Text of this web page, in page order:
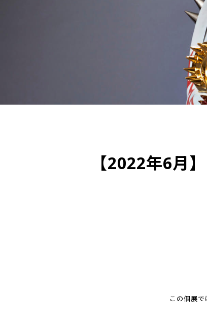
【2022年6月
この個展